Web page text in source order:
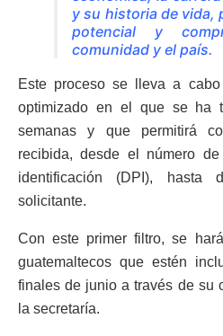
y su historia de vida,
potencial y
comunidad y el país.
Este proceso se lleva a
optimizado en el que se ha
semanas y que permitirá
recibida, desde el número
identificación (DPI), hasta
solicitante.
Con este primer filtro, se
guatemaltecos que estén
finales de junio a través de su
la secretaría.